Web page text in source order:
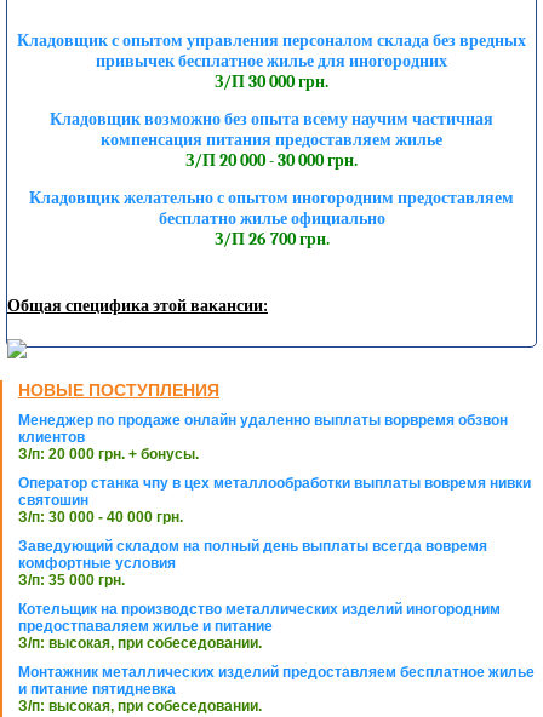
Кладовщик с опытом управления персоналом склада без вредных
привычек бесплатное жилье для иногородних
З/П 30 000 грн.
Кладовщик возможно без опыта всему научим частичная
компенсация питания предоставляем жилье
З/П 20 000 - 30 000 грн.
Кладовщик желательно с опытом иногородним предоставляем
бесплатно жилье официально
З/П 26 700 грн.
Общая специфика этой вакансии:
НОВЫЕ ПОСТУПЛЕНИЯ
Менеджер по продаже онлайн удаленно выплаты ворвремя обзвон
клиентов
З/п: 20 000 грн. + бонусы.
Оператор станка чпу в цех металлообработки выплаты вовремя нивки
святошин
З/п: 30 000 - 40 000 грн.
Заведующий складом на полный день выплаты всегда вовремя
комфортные условия
З/п: 35 000 грн.
Котельщик на производство металлических изделий иногородним
предостпаваляем жилье и питание
З/п: высокая, при собеседовании.
Монтажник металлических изделий предоставляем бесплатное жилье
и питание пятидневка
З/п: высокая, при собеседовании.